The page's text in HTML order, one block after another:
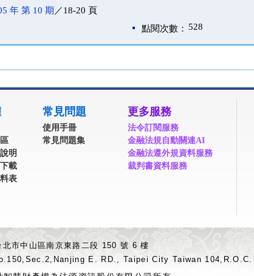
年 第 10 期 ／18-20 頁
點閱次數： 528
明
載
表
常見問題
使用手冊
常見問題集
更多服務
法令訂閱服務
金融法規自動關連AI
金融法遵外規資料服務
裁判書資料服務
北市中山區南京東路二段 150 號 6 樓
E. RD., Taipei City Taiwan 104,R.O.C.